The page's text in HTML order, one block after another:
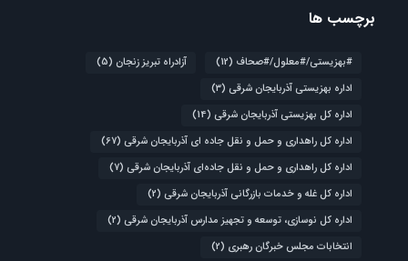
برچسب ها
#بهزیستی/#معلول/#صحاف (12) آزادراه تبریز زنجان (5)
اداره بهزیستی آذربایجان شرقی (3)
اداره کل بهزیستی آذربایجان شرقی (14)
اداره کل راهداری و حمل و نقل جاده ای آذربایجان شرقی (67)
اداره کل راهداری و حمل و نقل جاده‌ای آذربایجان شرقی (7)
اداره کل غله و خدمات بازرگانی آذربایجان شرقی (2)
اداره کل نوسازی، توسعه و تجهیز مدارس آذربایجان شرقی (2)
انتخابات مجلس خبرگان رهبری (2)